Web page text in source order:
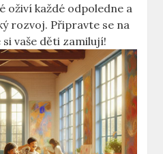
oživí ​každé odpoledne a
rozvoj. Připravte se na
vaše děti zamilují!